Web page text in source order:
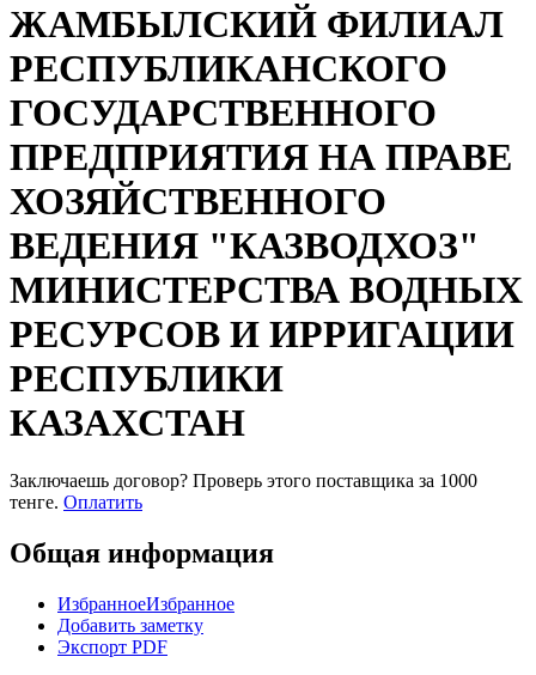
ЖАМБЫЛСКИЙ ФИЛИАЛ
РЕСПУБЛИКАНСКОГО
ГОСУДАРСТВЕННОГО
ПРЕДПРИЯТИЯ НА ПРАВЕ
ХОЗЯЙСТВЕННОГО
ВЕДЕНИЯ "КАЗВОДХОЗ"
МИНИСТЕРСТВА ВОДНЫХ
РЕСУРСОВ И ИРРИГАЦИИ
РЕСПУБЛИКИ
КАЗАХСТАН
Заключаешь договор? Проверь этого поставщика за 1000
тенге. Оплатить
Общая информация
ИзбранноеИзбранное
Добавить заметку
Экспорт PDF